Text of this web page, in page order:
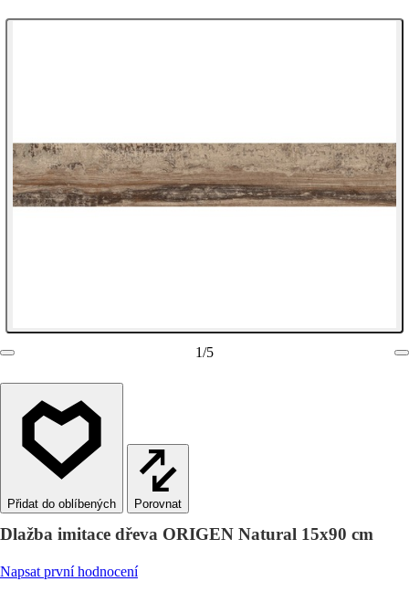
1/5
Porovnat
Dlažba imitace dřeva ORIGEN Natural 15x90 cm
Napsat první hodnocení